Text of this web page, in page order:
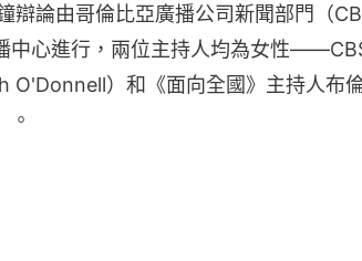
辯論由哥倫比亞廣播公司新聞部門（
中心進行，兩位主持人均為女性
O'Donnell）和《面向全國》主持人布
。